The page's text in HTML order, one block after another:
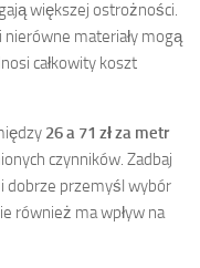
większej ostrożności.
nierówne materiały mogą
całkowity koszt
26 a 71 zł za metr
czynników. Zadbaj
dobrze przemyśl wybór
również ma wpływ na